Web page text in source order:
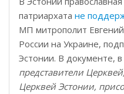
патриархата не
МП митрополит
России на Украине,
Эстонии. В документе, в
представители
Церквей Эстонии,